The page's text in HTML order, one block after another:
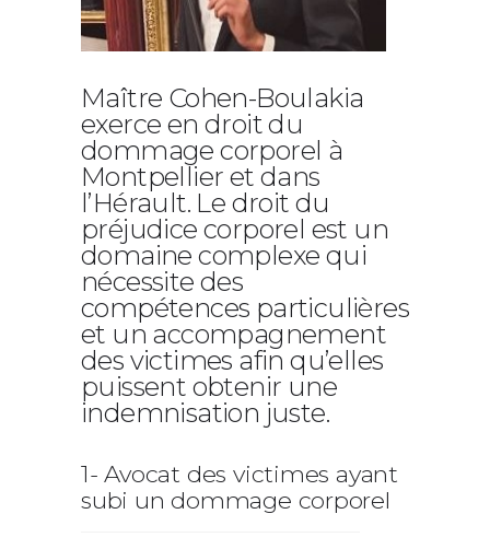
Maître Cohen-Boulakia
exerce en droit du
dommage corporel à
Montpellier et dans
l’Hérault. Le droit du
préjudice corporel est un
domaine complexe qui
nécessite des
compétences particulières
et un accompagnement
des victimes afin qu’elles
puissent obtenir une
indemnisation juste.
1- Avocat des victimes ayant
subi un dommage corporel